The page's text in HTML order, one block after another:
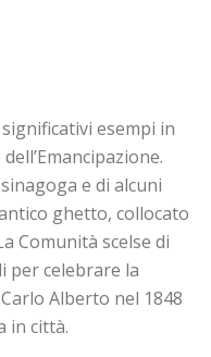
esempi in
e di alcuni
ghetto, collocato
Comunità scelse di
per celebrare la
Alberto nel 1848
in città.